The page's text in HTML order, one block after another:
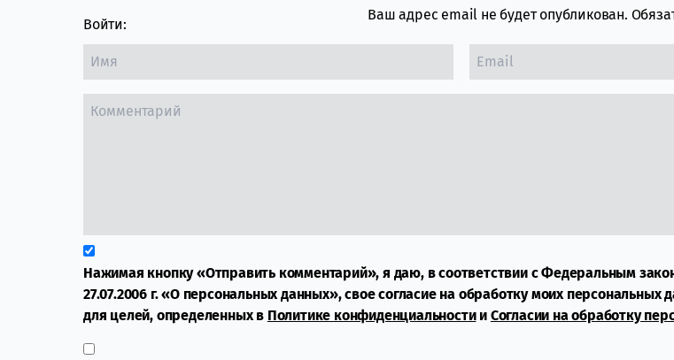
Войти:
Ваш адрес email не будет опубликован.
Нажимая кнопку «Отправить комментарий», я даю, в соответствии с Федеральным
27.07.2006 г. «О персональных данных», свое согласие на обработку моих персональных
для целей, определенных в Политике конфиденциальностии Согласии на обработку